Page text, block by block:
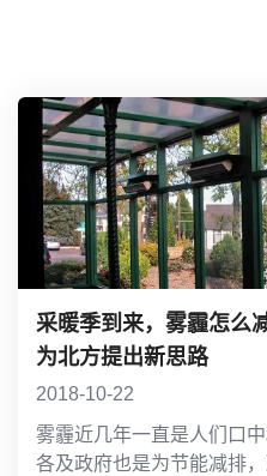
采暖季到来，雾霾怎么
为北方提出新思路
2018-10-22
雾霾近几年一直是人们口
各及政府也是为节能减排